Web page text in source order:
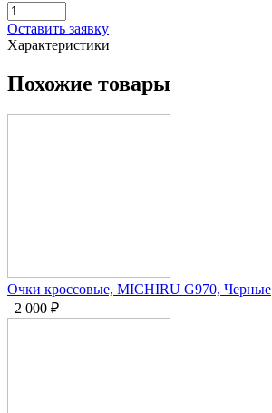
Оставить заявку
Характеристики
Похожие товары
Очки кроссовые, MICHIRU G970, Черные
2 000 ₽